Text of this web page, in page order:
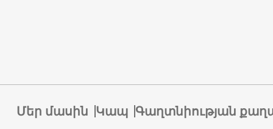
Մեր մասին Կապ Գաղտնիության